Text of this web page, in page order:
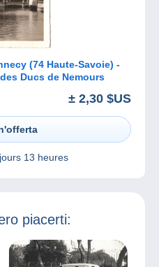
(74 Haute-Savoie) -
Ducs de Nemours
± 2,30 $US
13 heures
piacerti: